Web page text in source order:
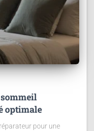
optimale
pour une